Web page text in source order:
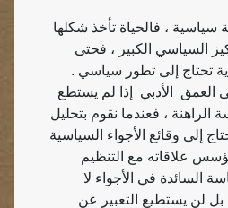
، فالحياة تأخذ شكلها
السياسي الكبير ، فحتى
تحتاج إلى تطور سياسي .
العمق الأدبي إذا لم يستطع
، فعندما نقوم بتحليل
إلى وقائع الأجواء السياسية
علاقاته مع التنظيم
السائدة في الأجواء لا
لن يستطيع التعبير عن